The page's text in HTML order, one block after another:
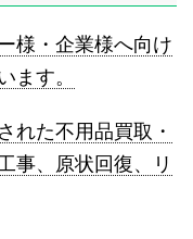
古平町不用品回収
様・企業様へ向け
ます。
れた不用品買取・
事、原状回復、リ